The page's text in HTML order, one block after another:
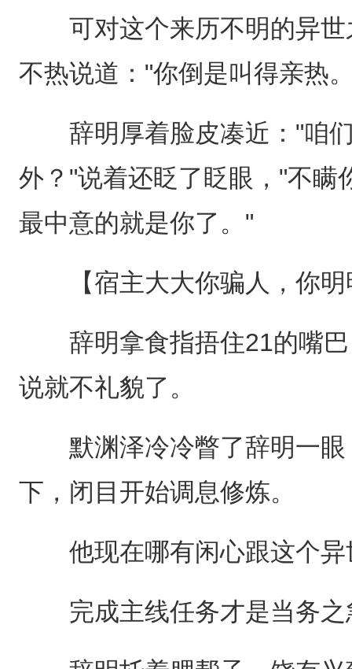
可对这个来历不明的异世
不热说道："你倒是叫得亲热
辞明厚着脸皮凑近："咱们
外？"说着还眨了眨眼，"不瞒
最中意的就是你了。"
【宿主大大你骗人，你明
辞明拿食指捂住21的嘴巴
说就不礼貌了。
默渊泽冷冷瞥了辞明一眼
下，闭目开始调息修炼。
他现在哪有闲心跟这个异
完成主线任务才是当务之